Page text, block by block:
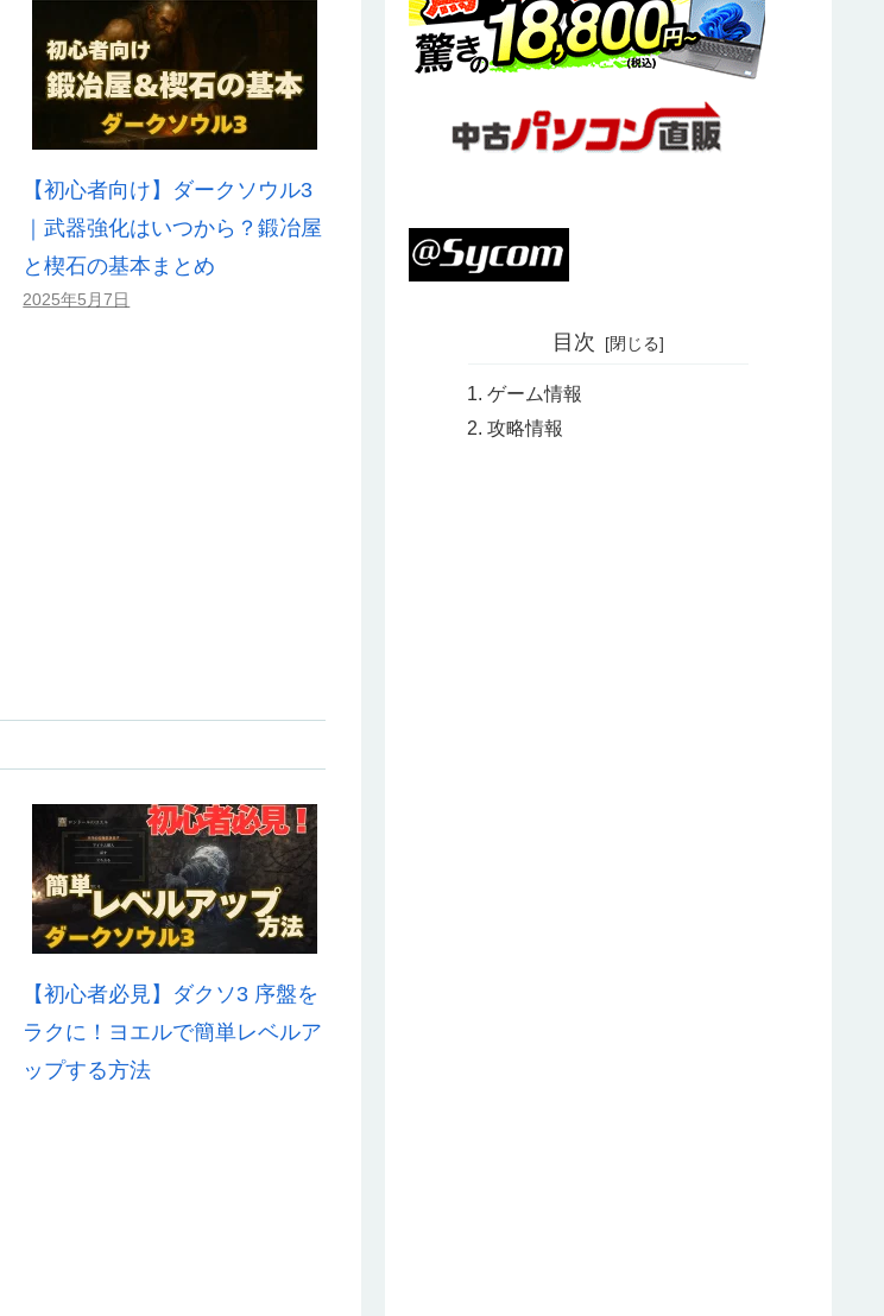
【初心者向け】ダークソウル3
｜武器強化はいつから？鍛冶屋
と楔石の基本まとめ
2025年5月7日
【初心者必見】ダクソ3 序盤を
ラクに！ヨエルで簡単レベルア
ップする方法
目次
ゲーム情報
攻略情報